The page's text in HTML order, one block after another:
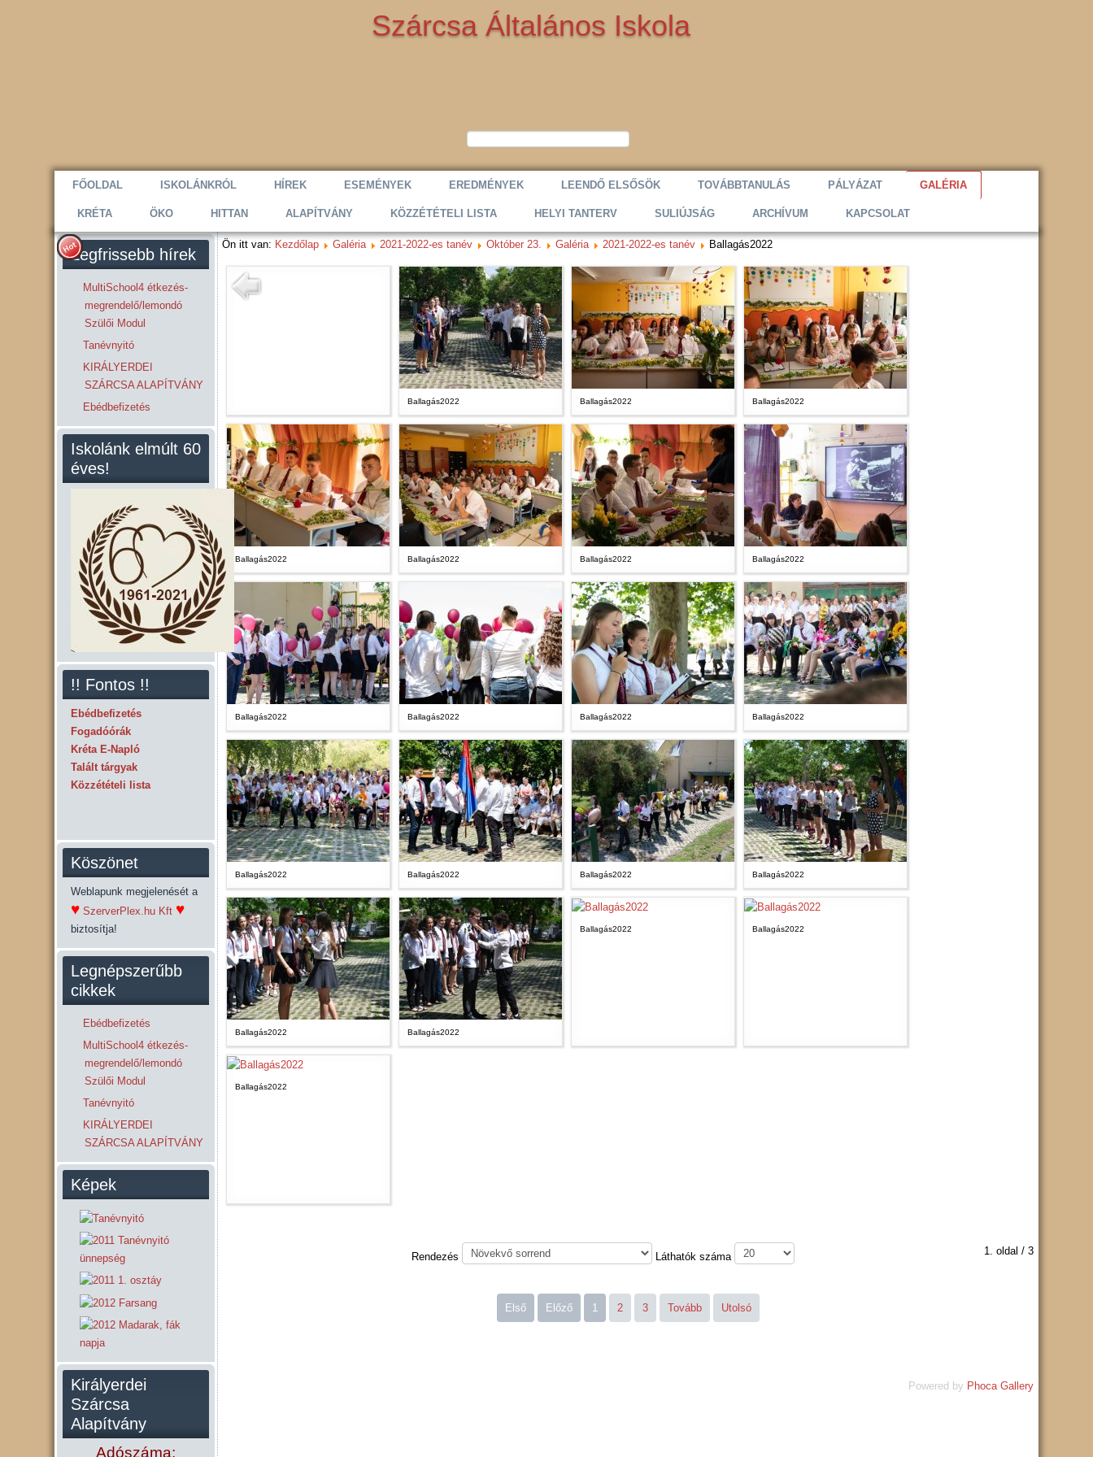
Szárcsa Általános Iskola
FŐOLDAL ISKOLÁNKRÓL HÍREK ESEMÉNYEK EREDMÉNYEK LEENDŐ ELSŐSÖK TOVÁBBTANULÁS PÁLYÁZAT GALÉRIA
KRÉTA ÖKO HITTAN ALAPÍTVÁNY KÖZZÉTÉTELI LISTA HELYI TANTERV SULIÚJSÁG ARCHÍVUM KAPCSOLAT
Legfrissebb hírek
MultiSchool4 étkezés-
megrendelő/lemondó
Szülői Modul
Tanévnyitó
KIRÁLYERDEI
SZÁRCSA ALAPÍTVÁNY
Ebédbefizetés
Iskolánk elmúlt 60
éves!
!! Fontos !!
Ebédbefizetés
Fogadóórák
Kréta E-Napló
Talált tárgyak
Közzétételi lista
Köszönet
Weblapunk megjelenését a
♥ SzerverPlex.hu Kft ♥
biztosítja!
Legnépszerűbb
cikkek
Ebédbefizetés
MultiSchool4 étkezés-
megrendelő/lemondó
Szülői Modul
Tanévnyitó
KIRÁLYERDEI
SZÁRCSA ALAPÍTVÁNY
Képek
Királyerdei
Szárcsa
Alapítvány
Adószáma:
Ön itt van: Kezdőlap Galéria 2021-2022-es tanév Október 23. Galéria 2021-2022-es tanév Ballagás2022
Ballagás2022 Ballagás2022 Ballagás2022
Ballagás2022 Ballagás2022 Ballagás2022 Ballagás2022
Ballagás2022 Ballagás2022 Ballagás2022 Ballagás2022
Ballagás2022 Ballagás2022 Ballagás2022 Ballagás2022
Ballagás2022 Ballagás2022
Ballagás2022 Ballagás2022
Ballagás2022
Rendezés Láthatók száma 1. oldal / 3
Első Előző 1 2 3 Tovább Utolsó
Powered by Phoca Gallery